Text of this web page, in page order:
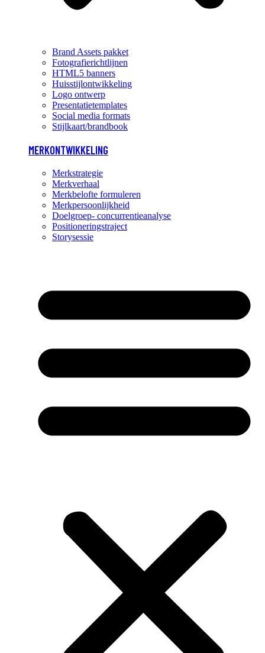
Brand Assets pakket
Fotografierichtlijnen
HTML5 banners
Huisstijlontwikkeling
Logo ontwerp
Presentatietemplates
Social media formats
Stijlkaart/brandbook
MERKONTWIKKELING
Merkstrategie
Merkverhaal
Merkbelofte formuleren
Merkpersoonlijkheid
Doelgroep- concurrentieanalyse
Positioneringstraject
Storysessie